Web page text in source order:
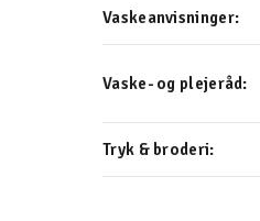
Vaskeanvisninger:
Vaske- og plejeråd:
Tryk & broderi: